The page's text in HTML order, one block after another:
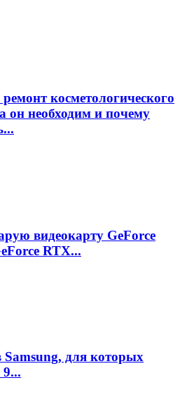
косметологического
он необходим и почему
видеокарту GeForce
RTX...
для которых